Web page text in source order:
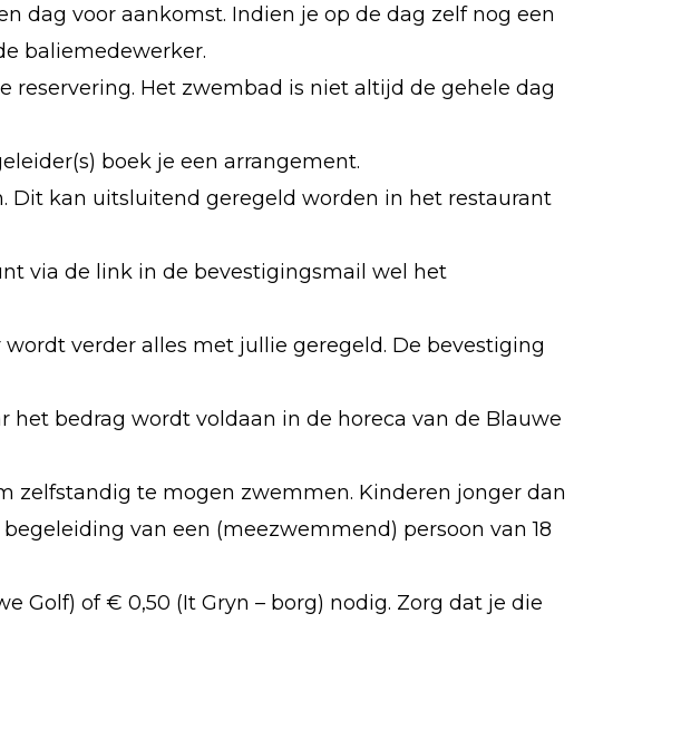
dag voor aankomst. Indien je op de dag zelf nog een
baliemedewerker.
Het zwembad is niet altijd de gehele dag
boek je een arrangement.
Dit kan uitsluitend geregeld worden in het restaurant
via de link in de bevestigingsmail wel het
verder alles met jullie geregeld. De bevestiging
bedrag wordt voldaan in de horeca van de Blauwe
te mogen zwemmen. Kinderen jonger dan
van een (meezwemmend) persoon van 18
Golf) of € 0,50 (It Gryn – borg) nodig. Zorg dat je die